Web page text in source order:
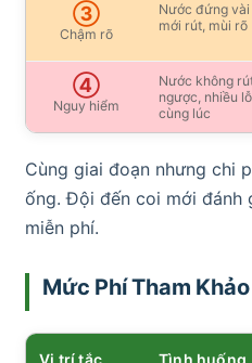
③
Chậm rõ
Nước đứng
mới rút, mùi rõ
④
Nguy hiểm
Nước không
ngược, nhiều
cùng lúc
Cùng giai đoạn nhưng chi
ống. Đội đến coi mới
miễn phí.
Mức Phí Tham
Vị trí tắc Tình huống